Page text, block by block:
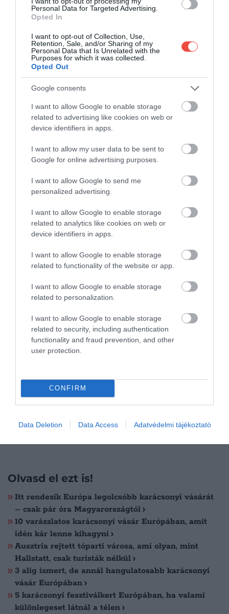
Personal Data for Targeted Advertising.
Opted In
I want to opt-out of Collection, Use,
Retention, Sale, and/or Sharing of my
Personal Data that Is Unrelated with the
Purposes for which it was collected.
Opted Out
Google consents
I want to allow Google to enable storage
related to advertising like cookies on web or
device identifiers in apps.
I want to allow my user data to be sent to
Google for online advertising purposes.
I want to allow Google to send me
personalized advertising.
I want to allow Google to enable storage
related to analytics like cookies on web or
device identifiers in apps.
I want to allow Google to enable storage
related to functionality of the website or app.
I want to allow Google to enable storage
related to personalization.
I want to allow Google to enable storage
related to security, including authentication
functionality and fraud prevention, and other
user protection.
CONFIRM
Data Deletion Data Access Adatvédelmi tájékoztató
Az idei vásár november 14-én nyitja meg
kapuit, és egészen december 31-ig várja a
Ez is érdekelhet!7+1 európai úti cél, ahol a
karácsonyi fények már novemberben
beragyogják az utcákat
Tavaly a szervezetbeszámolója
volt a vásárnak, és az utólagosan elkészített
felmérés szerint a látogatók 74 százaléka szívből
ajánlaná a brnói eseményt. a Szabadság térn több
mint 120 koncertet szerveztek, de a
Mindezek alapján az idei karácsonyi vásár legalább
olyan izgalmasnak és színvonalasnak ígérkezik, mint
remek alternatíva lehet például Prága helyett.
Olvasd el ezt is!
Itt rendezik Európa legolcsóbb karácsonyi vásárát
– csak pár óra Magyarországtól
10 varázslatos karácsonyi vásár Európában, amit
idén kár lenne kihagyni
Ausztria rejtett tóparti városa, ami olyan, mint
Hallstatt, csak turisták nélkül
3 alig ismert, de annál hangulatosabb karácsonyi
vásár Európában
5 karácsonyi fesztiválkert Európában, ha valami
különlegeset látnál a télen